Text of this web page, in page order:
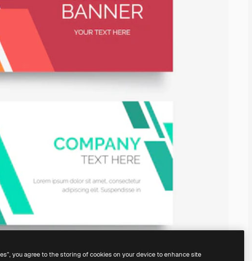
you agree to the storing of cookies on your device to enhance site